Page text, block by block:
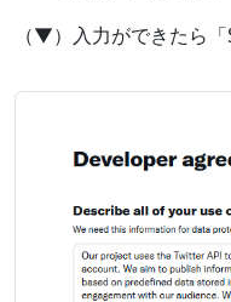
（▼）入力ができたら